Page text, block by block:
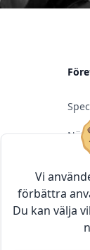
Vi
förbättra
Du kan välja